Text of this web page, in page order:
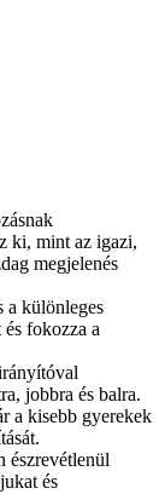
ki, mint az igazi,
megjelenés
a különleges
fokozza a
jobbra és balra.
a kisebb gyerekek
észrevétlenül
és